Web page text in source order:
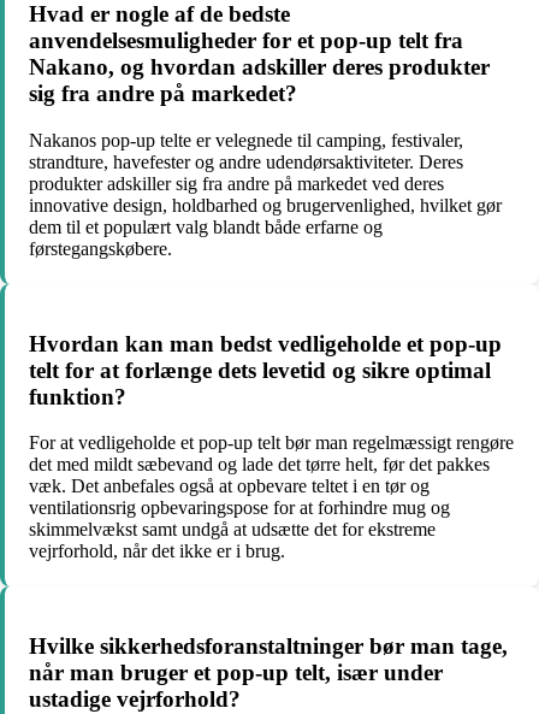
Hvad er nogle af de bedste
anvendelsesmuligheder for et pop-up telt fra
Nakano, og hvordan adskiller deres produkter
sig fra andre på markedet?
Nakanos pop-up telte er velegnede til camping, festivaler,
strandture, havefester og andre udendørsaktiviteter. Deres
produkter adskiller sig fra andre på markedet ved deres
innovative design, holdbarhed og brugervenlighed, hvilket gør
dem til et populært valg blandt både erfarne og
førstegangskøbere.
Hvordan kan man bedst vedligeholde et pop-up
telt for at forlænge dets levetid og sikre optimal
funktion?
For at vedligeholde et pop-up telt bør man regelmæssigt rengøre
det med mildt sæbevand og lade det tørre helt, før det pakkes
væk. Det anbefales også at opbevare teltet i en tør og
ventilationsrig opbevaringspose for at forhindre mug og
skimmelvækst samt undgå at udsætte det for ekstreme
vejrforhold, når det ikke er i brug.
Hvilke sikkerhedsforanstaltninger bør man tage,
når man bruger et pop-up telt, især under
ustadige vejrforhold?